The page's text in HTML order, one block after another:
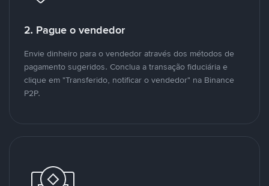
2. Pague o vendedor
Envie dinheiro para o vendedor através dos métodos de
pagamento sugeridos. Conclua a transação fiduciária e
clique em "Transferido, notificar o vendedor" na Binance
P2P.